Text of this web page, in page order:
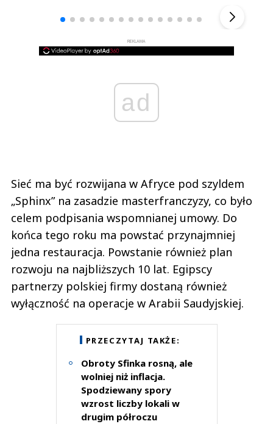
REKLAMA
ad
Sieć ma być rozwijana w Afryce pod szyldem
„Sphinx” na zasadzie masterfranczyzy, co było
celem podpisania wspomnianej umowy. Do
końca tego roku ma powstać przynajmniej
jedna restauracja. Powstanie również plan
rozwoju na najbliższych 10 lat. Egipscy
partnerzy polskiej firmy dostaną również
wyłączność na operacje w Arabii Saudyjskiej.
PRZECZYTAJ TAKŻE:
Obroty Sfinka rosną, ale
wolniej niż inflacja.
Spodziewany spory
wzrost liczby lokali w
drugim półroczu